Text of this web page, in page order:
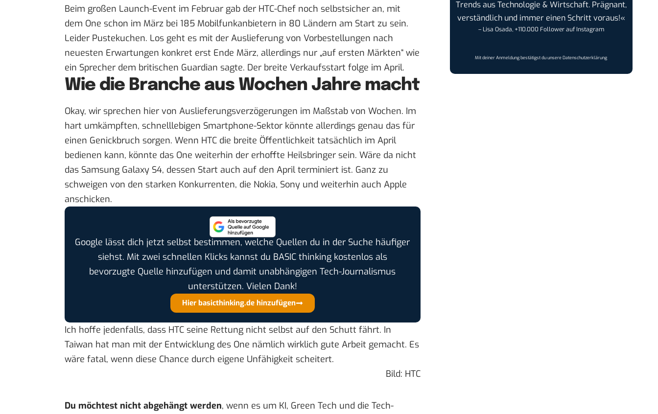
Beim großen Launch-Event im Februar gab der HTC-Chef noch selbstsicher an, mit
dem One schon im März bei 185 Mobilfunkanbietern in 80 Ländern am Start zu sein.
Leider Pustekuchen. Los geht es mit der Auslieferung von Vorbestellungen nach
neuesten Erwartungen konkret erst Ende März, allerdings nur „auf ersten Märkten“ wie
ein Sprecher dem britischen Guardian sagte. Der breite Verkaufsstart folge im April.
Wie die Branche aus Wochen Jahre macht
Okay, wir sprechen hier von Auslieferungsverzögerungen im Maßstab von Wochen. Im
hart umkämpften, schnelllebigen Smartphone-Sektor könnte allerdings genau das für
einen Genickbruch sorgen. Wenn HTC die breite Öffentlichkeit tatsächlich im April
bedienen kann, könnte das One weiterhin der erhoffte Heilsbringer sein. Wäre da nicht
das Samsung Galaxy S4, dessen Start auch auf den April terminiert ist. Ganz zu
schweigen von den starken Konkurrenten, die Nokia, Sony und weiterhin auch Apple
anschicken.
Google lässt dich jetzt selbst bestimmen, welche Quellen du in der Suche häufiger
siehst. Mit zwei schnellen Klicks kannst du BASIC thinking kostenlos als
bevorzugte Quelle hinzufügen und damit unabhängigen Tech-Journalismus
unterstützen. Vielen Dank!
Hier basicthinking.de hinzufügen
Ich hoffe jedenfalls, dass HTC seine Rettung nicht selbst auf den Schutt fährt. In
Taiwan hat man mit der Entwicklung des One nämlich wirklich gute Arbeit gemacht. Es
wäre fatal, wenn diese Chance durch eigene Unfähigkeit scheitert.
Bild: HTC
Du möchtest nicht abgehängt werden, wenn es um KI, Green Tech und die Tech-
Trends aus Technologie & Wirtschaft. Prägnant,
verständlich und immer einen Schritt voraus!«
– Lisa Osada, +110.000 Follower auf Instagram
Mit deiner Anmeldung bestätigst du unsereDatenschutzerklärung